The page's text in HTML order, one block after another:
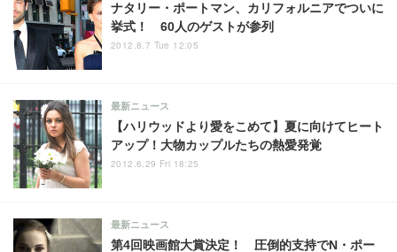
ナタリー・ポートマン、カリフォルニアでついに
挙式！ 60人のゲストが参列
2012.8.7 Tue 12:05
【ハリウッドより愛をこめて】夏に向けてヒート
アップ！大物カップルたちの熱愛発覚
最新ニュース
2012.6.29 Fri 18:25
第4回映画館大賞決定！ 圧倒的支持でN・ポー
最新ニュース